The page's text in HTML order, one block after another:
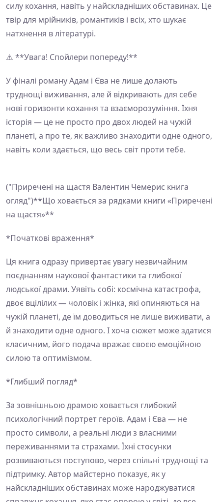
силу кохання, навіть у найскладніших обставинах. Це
твір для мрійників, романтиків і всіх, хто шукає
натхнення в літературі.
⚠️ **Увага! Спойлери попереду!**
У фіналі роману Адам і Єва не лише долають
труднощі виживання, але й відкривають для себе
нові горизонти кохання та взаєморозуміння. Їхня
історія — це не просто про двох людей на чужій
планеті, а про те, як важливо знаходити одне одного,
навіть коли здається, що весь світ проти тебе.
("Приречені на щастя Валентин Чемерис книга
огляд")**Що ховається за рядками книги «Приречені
на щастя»**
*Початкові враження*
Ця книга одразу привертає увагу незвичайним
поєднанням наукової фантастики та глибокої
людської драми. Уявіть собі: космічна катастрофа,
двоє вцілілих — чоловік і жінка, які опиняються на
чужій планеті, де їм доводиться не лише виживати, а
й знаходити одне одного. І хоча сюжет може здатися
класичним, його подача вражає своєю емоційною
силою та оптимізмом.
*Глибший погляд*
За зовнішньою драмою ховається глибокий
психологічний портрет героїв. Адам і Єва — не
просто символи, а реальні люди з власними
переживаннями та страхами. Їхні стосунки
розвиваються поступово, через спільні труднощі та
підтримку. Автор майстерно показує, як у
найскладніших обставинах може народжуватися